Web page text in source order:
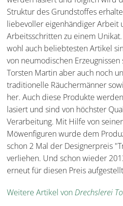
Struktur des Grundstoffes
liebevoller eigenhändiger Arbeit
Arbeitsschritten zu einem
wohl auch beliebtesten Artikel
von neumodischen
Torsten Martin aber auch noch
traditionelle Räuchermänner
her. Auch diese Produkte
lasiert und sind von höchster
Verarbeitung. Mit Hilfe von
Möwenfiguren wurde dem
schon 2 Mal der Designerpreis
verliehen. Und schon wieder
erneut für diesen Preis
Weitere Artikel vonDrechslerei